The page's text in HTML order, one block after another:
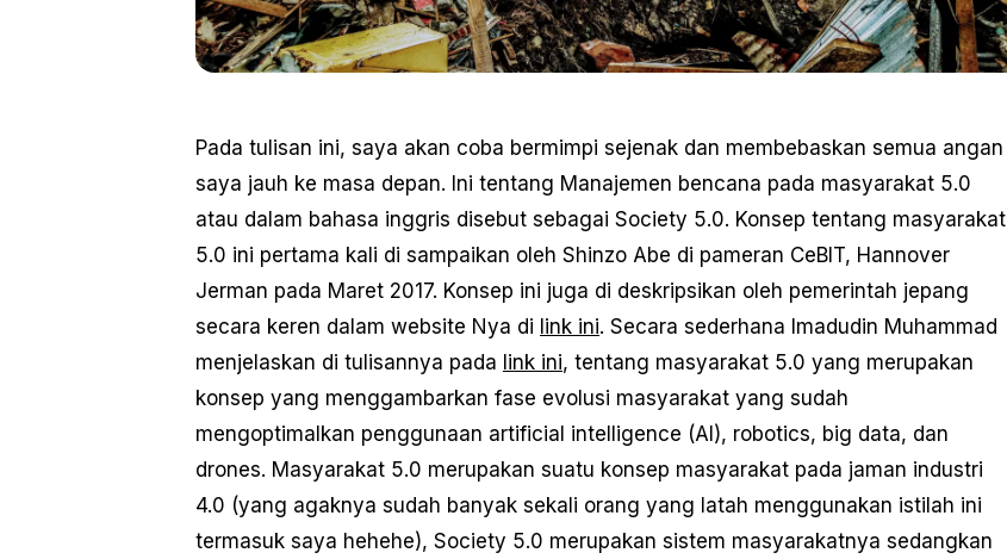
Pada tulisan ini, saya akan coba bermimpi sejenak dan membebaskan semua angan
saya jauh ke masa depan. Ini tentang Manajemen bencana pada masyarakat 5.0
atau dalam bahasa inggris disebut sebagai Society 5.0. Konsep tentang masyarakat
5.0 ini pertama kali di sampaikan oleh Shinzo Abe di pameran CeBIT, Hannover
Jerman pada Maret 2017. Konsep ini juga di deskripsikan oleh pemerintah jepang
secara keren dalam website Nya di link ini. Secara sederhana Imadudin Muhammad
menjelaskan di tulisannya pada link ini, tentang masyarakat 5.0 yang merupakan
konsep yang menggambarkan fase evolusi masyarakat yang sudah
mengoptimalkan penggunaan artificial intelligence (AI), robotics, big data, dan
drones. Masyarakat 5.0 merupakan suatu konsep masyarakat pada jaman industri
4.0 (yang agaknya sudah banyak sekali orang yang latah menggunakan istilah ini
termasuk saya hehehe), Society 5.0 merupakan sistem masyarakatnya sedangkan